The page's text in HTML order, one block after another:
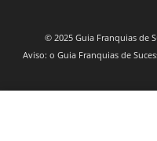
© 2025 Guia Franquias de
Aviso: o Guia Franquias de